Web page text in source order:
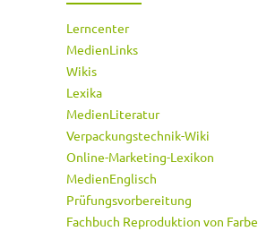
Lerncenter
MedienLinks
Wikis
Lexika
MedienLiteratur
Verpackungstechnik-Wiki
Online-Marketing-Lexikon
MedienEnglisch
Prüfungsvorbereitung
Fachbuch Reproduktion von Farbe